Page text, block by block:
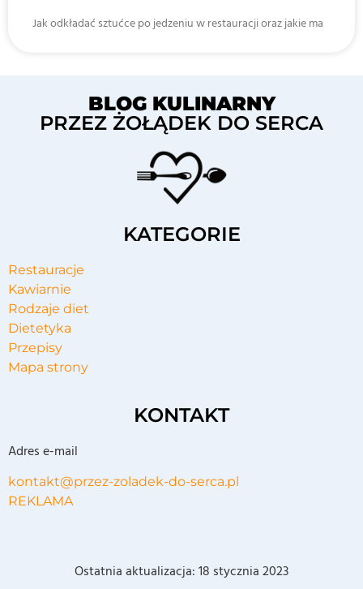
Jak odkładać sztućce po jedzeniu w restauracji oraz jakie ma
BLOG KULINARNY
PRZEZ ŻOŁĄDEK DO SERCA
KATEGORIE
Restauracje
Kawiarnie
Rodzaje diet
Dietetyka
Przepisy
Mapa strony
KONTAKT
Adres e-mail
kontakt@przez-zoladek-do-serca.pl
REKLAMA
Ostatnia aktualizacja: 18 stycznia 2023